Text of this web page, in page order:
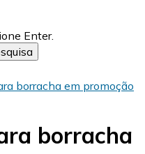
Enter.
borracha em promoção
borracha